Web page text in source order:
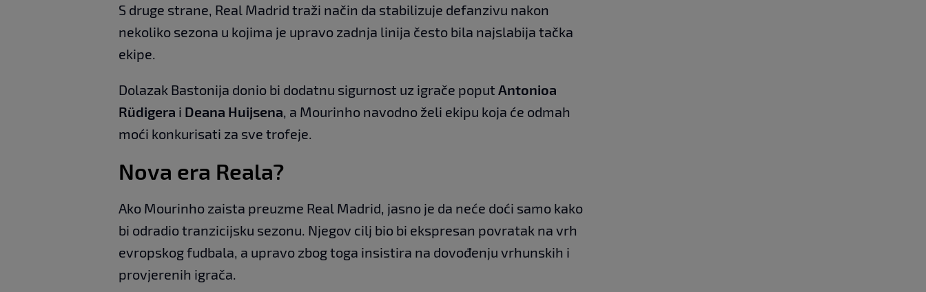
S druge strane, Real Madrid traži način da stabilizuje defanzivu nakon
nekoliko sezona u kojima je upravo zadnja linija često bila najslabija tačka
ekipe.
Dolazak Bastonija donio bi dodatnu sigurnost uz igrače poput Antonioa
Rüdigera i Deana Huijsena , a Mourinho navodno želi ekipu koja će odmah
moći konkurisati za sve trofeje.
Nova era Reala?
Ako Mourinho zaista preuzme Real Madrid, jasno je da neće doći samo kako
bi odradio tranzicijsku sezonu. Njegov cilj bio bi ekspresan povratak na vrh
evropskog fudbala, a upravo zbog toga insistira na dovođenju vrhunskih i
provjerenih igrača.